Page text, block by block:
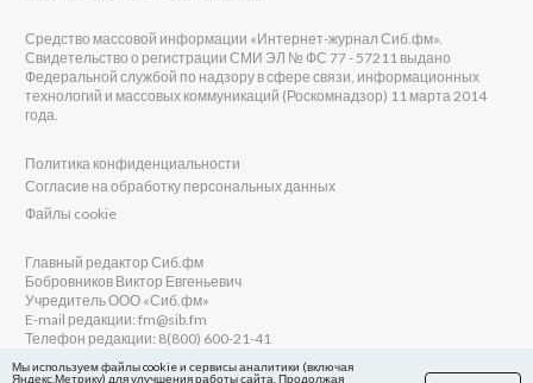
Средство массовой информации «Интернет-журнал Сиб.фм».
Свидетельство о регистрации СМИ ЭЛ № ФС 77 - 57211 выдано
Федеральной службой по надзору в сфере связи, информационных
технологий и массовых коммуникаций (Роскомнадзор) 11 марта 2014
года.
Политика конфиденциальности
Согласие на обработку персональных данных
Файлы cookie
Главный редактор Сиб.фм
Бобровников Виктор Евгеньевич
Учредитель ООО «Сиб.фм»
E-mail редакции: fm@sib.fm
Телефон редакции: 8(800) 600-21-41
Мы используем файлы cookie и сервисы аналитики (включая
Яндекс.Метрику) для улучшения работы сайта. Продолжая